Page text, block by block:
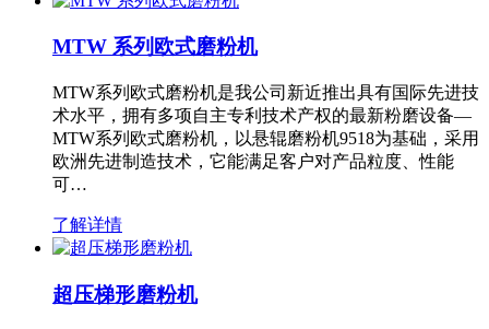
MTW 系列欧式磨粉机
MTW系列欧式磨粉机是我公司新近推出具有国际先进技
术水平，拥有多项自主专利技术产权的最新粉磨设备—
MTW系列欧式磨粉机，以悬辊磨粉机9518为基础，采用
欧洲先进制造技术，它能满足客户对产品粒度、性能
可…
了解详情
超压梯形磨粉机